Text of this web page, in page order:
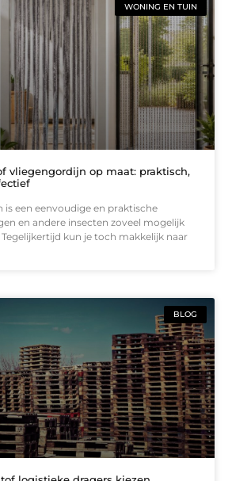
WONING EN TUIN
vliegengordijn op maat: praktisch,
is een eenvoudige en praktische
en andere insecten zoveel mogelijk
kun je toch makkelijk naar
BLOG